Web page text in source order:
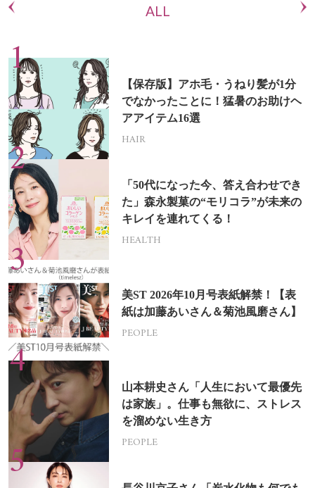
ALL
【保存版】アホ毛・うねり髪が1分
でなかったことに！猛暑のお助けヘ
アアイテム16選
HAIR
「50代になった今、答え合わせでき
た」森永製菓の“モリコラ”が未来の
キレイを連れてくる！
HEALTH
美ST 2026年10月号表紙解禁！【表
紙は加藤あいさん＆菊池風磨さん】
PEOPLE
山本耕史さん「人生において最優先
は家族」。仕事も無欲に、ストレス
を溜めない生き方
PEOPLE